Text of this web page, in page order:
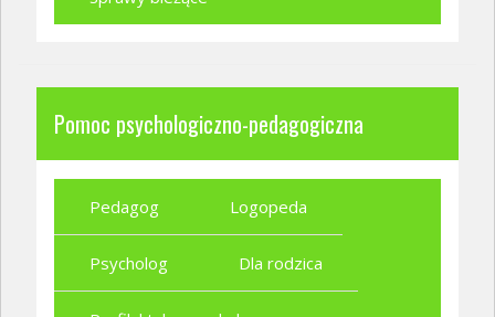
Pomoc psychologiczno-pedagogiczna
Pedagog Logopeda
Psycholog Dla rodzica